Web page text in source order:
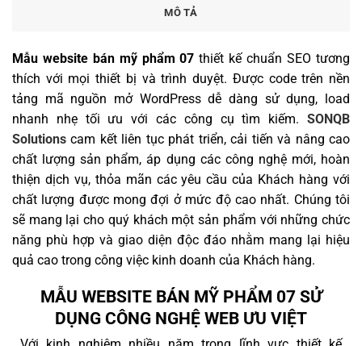
MÔ TẢ
Mẫu website bán mỹ phẩm 07 thiết kế chuẩn SEO tương
thích với mọi thiết bị và trình duyệt. Được code trên nền
tảng mã nguồn mở WordPress dễ dàng sử dụng, load
nhanh nhẹ tối ưu với các công cụ tìm kiếm. SONQB
Solutions cam kết liên tục phát triển, cải tiến và nâng cao
chất lượng sản phẩm, áp dụng các công nghệ mới, hoàn
thiện dịch vụ, thỏa mãn các yêu cầu của Khách hàng với
chất lượng được mong đợi ở mức độ cao nhất. Chúng tôi
sẽ mang lại cho quý khách một sản phẩm với những chức
năng phù hợp và giao diện độc đáo nhằm mang lại hiệu
quả cao trong công việc kinh doanh của Khách hàng.
MẪU WEBSITE BÁN MỸ PHẨM 07 SỬ
DỤNG CÔNG NGHỆ WEB ƯU VIỆT